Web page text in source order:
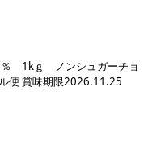
％ 1kｇ ノンシュガーチョ
便 賞味期限2026.11.25